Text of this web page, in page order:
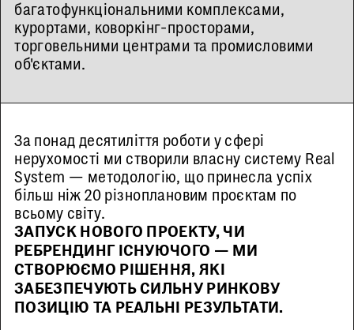
багатофункціональними комплексами,
курортами, коворкінг-просторами,
торговельними центрами та промисловими
об'єктами.
За понад десятиліття роботи у сфері
нерухомості ми створили власну систему Real
System — методологію, що принесла успіх
більш ніж 20 різноплановим проєктам по
всьому світу.
ЗАПУСК НОВОГО ПРОЕКТУ, ЧИ
РЕБРЕНДИНГ ІСНУЮЧОГО — МИ
СТВОРЮЄМО РІШЕННЯ, ЯКІ
ЗАБЕЗПЕЧУЮТЬ СИЛЬНУ РИНКОВУ
ПОЗИЦІЮ ТА РЕАЛЬНІ РЕЗУЛЬТАТИ.